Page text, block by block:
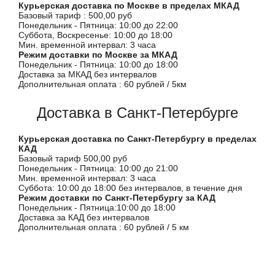
Курьерская доставка по Москве в пределах МКАД
Базовый тариф : 500,00 руб
Понедельник - Пятница: 10:00 до 22:00
Суббота, Воскресенье: 10:00 до 18:00
Мин. временной интервал: 3 часа
Режим доставки по Москве за МКАД
Понедельник - Пятница: 10:00 до 18:00
Доставка за МКАД без интервалов
Дополнительная оплата : 60 рублей / 5км
Доставка в Санкт-Петербурге
Курьерская доставка по Санкт-Петербургу в пределах
КАД
Базовый тариф 500,00 руб
Понедельник - Пятница: 10:00 до 21:00
Мин. временной интервал: 3 часа
Суббота: 10:00 до 18:00 без интервалов, в течение дня
Режим доставки по Санкт-Петербургу за КАД
Понедельник - Пятница:10:00 до 18:00
Доставка за КАД без интервалов
Дополнительная оплата : 60 рублей / 5 км